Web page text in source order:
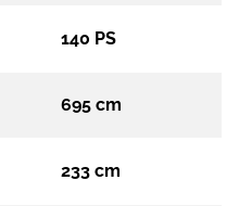
140 PS
695 cm
233 cm